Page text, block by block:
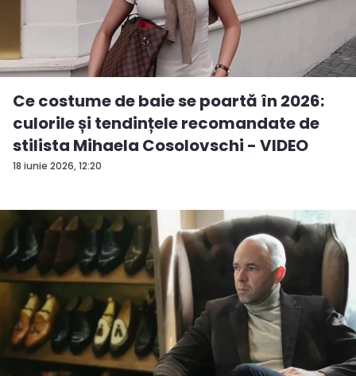
18 iunie 2026, 12:20
Ce costume de baie se poartă în 2026:
culorile și tendințele recomandate de
stilista Mihaela Cosolovschi - VIDEO